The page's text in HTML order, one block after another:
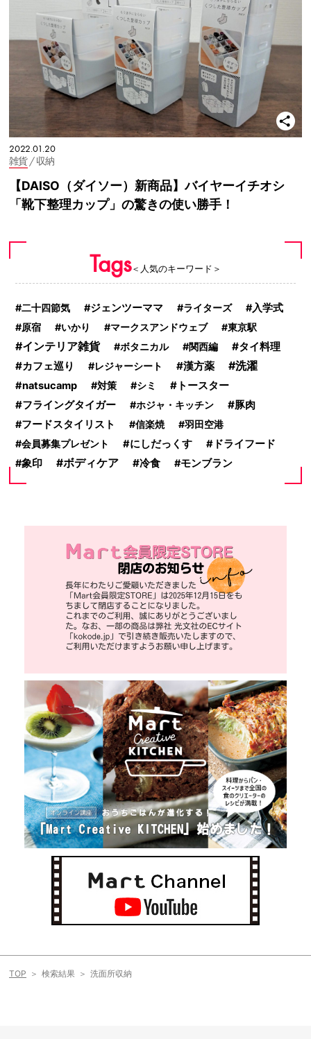
2022.01.20
雑貨/ 収納
【DAISO（ダイソー）新商品】バイヤーイチオシ
「靴下整理カップ」の驚きの使い勝手！
Tags＜人気のキーワード＞
二十四節気 ジェンツーママ ライターズ 入学式
原宿 いかり マークスアンドウェブ 東京駅
インテリア雑貨 ボタニカル 関西編
タイ料理
カフェ巡り
レジャーシート 漢方薬 洗濯
natsucamp 対策 シミ
トースター
フライングタイガー
ホジャ・キッチン 豚肉
フードスタイリスト 信楽焼
羽田空港
会員募集プレゼント
にしだっくす
ドライフード
象印
ボディケア 冷食 モンブラン
TOP 検索結果 洗面所収納